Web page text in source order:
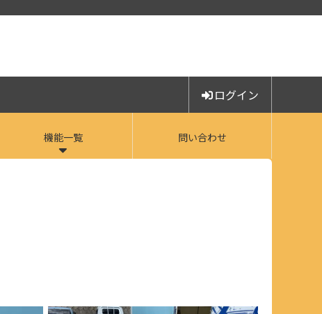
ログイン
機能一覧 問い合わせ